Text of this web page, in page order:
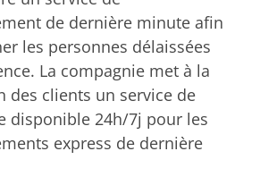
de dernière minute afin
les personnes délaissées
La compagnie met à la
des clients un service de
disponible 24h/7j pour les
express de dernière